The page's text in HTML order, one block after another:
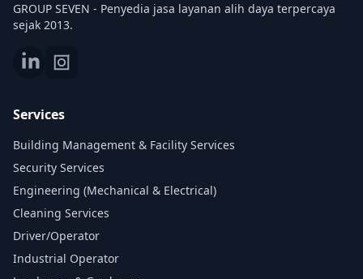
GROUP SEVEN - Penyedia jasa layanan alih daya terpercaya
sejak 2013.
Services
Building Management & Facility Services
Security Services
Engineering (Mechanical & Electrical)
Cleaning Services
Driver/Operator
Industrial Operator